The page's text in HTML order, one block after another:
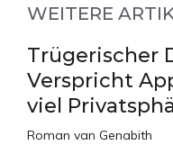
WEITERE
Trügerischer
Verspricht
viel
Roman van Genabith